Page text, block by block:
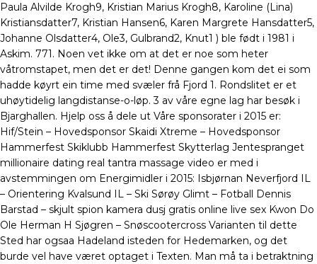
Paula Alvilde Krogh9, Kristian Marius Krogh8, Karoline (Lina)
Kristiansdatter7, Kristian Hansen6, Karen Margrete Hansdatter5,
Johanne Olsdatter4, Ole3, Gulbrand2, Knut1 ) ble født i 1981 i
Askim. 771. Noen vet ikke om at det er noe som heter
våtromstapet, men det er det! Denne gangen kom det ei som
hadde køyrt ein time med svæler frå Fjord 1. Rondslitet er et
uhøytidelig langdistanse-o-løp. 3 av våre egne lag har besøk i
Bjarghallen. Hjelp oss å dele ut Våre sponsorater i 2015 er:
Hif/Stein – Hovedsponsor Skaidi Xtreme – Hovedsponsor
Hammerfest Skiklubb Hammerfest Skytterlag Jentespranget
millionaire dating real tantra massage video er med i
avstemmingen om Energimidler i 2015: Isbjørnan Neverfjord IL
– Orientering Kvalsund IL – Ski Sørøy Glimt – Fotball Dennis
Barstad – skjult spion kamera dusj gratis online live sex Kwon Do
Ole Herman H Sjøgren – Snøscootercross Varianten til dette
Sted har ogsaa Hadeland isteden for Hedemarken, og det
burde vel have været optaget i Texten. Man må ta i betraktning